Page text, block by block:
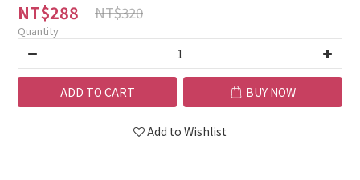
NT$288 NT$320
Quantity
ADD TO CART BUY NOW
Add to Wishlist